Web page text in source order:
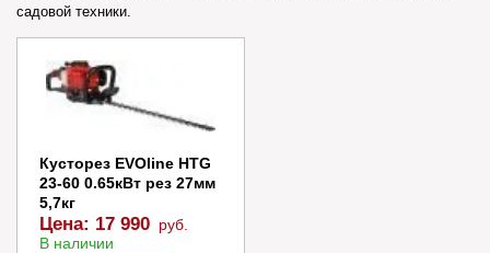
садовой техники.
Кусторез EVOline HTG
23-60 0.65кВт рез 27мм
5,7кг
Цена: 17 990 руб.
В наличии